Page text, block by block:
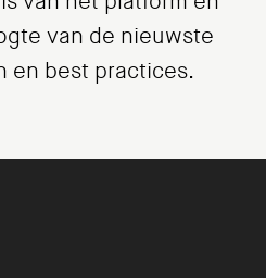
van de nieuwste
en best practices.